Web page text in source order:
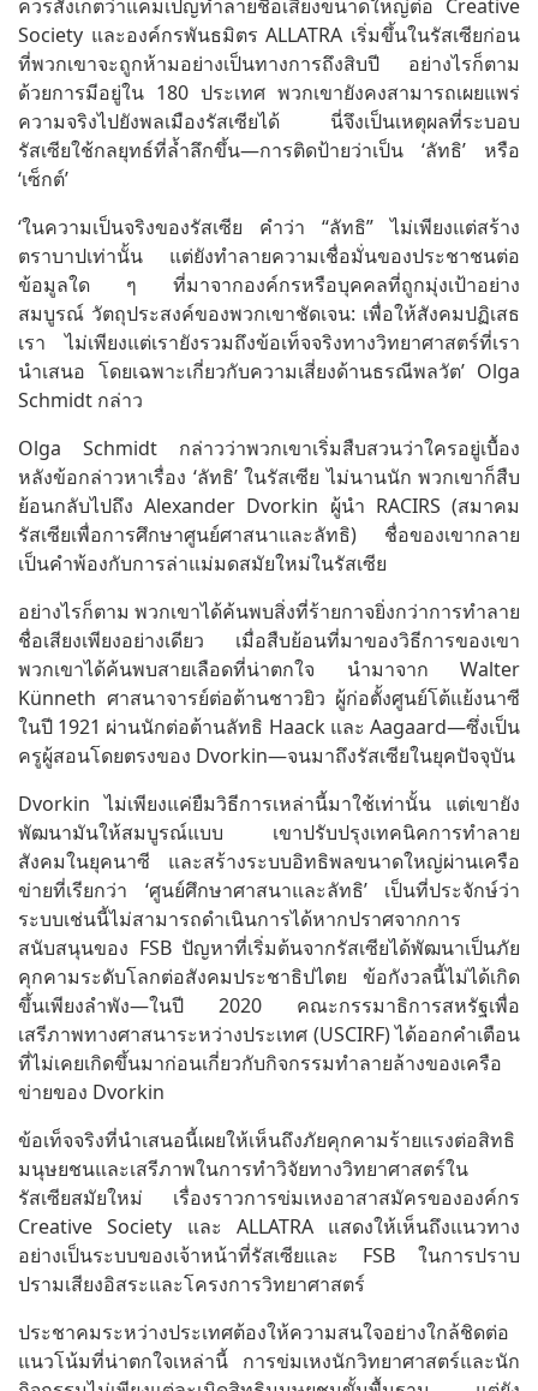
ควรสังเกตว่าแคมเปญทำลายชื่อเสียงขนาดใหญ่ต่อ Creative
Society และองค์กรพันธมิตร ALLATRA เริ่มขึ้นในรัสเซียก่อน
ที่พวกเขาจะถูกห้ามอย่างเป็นทางการถึงสิบปี อย่างไรก็ตาม
ด้วยการมีอยู่ใน 180 ประเทศ พวกเขายังคงสามารถเผยแพร่
ความจริงไปยังพลเมืองรัสเซียได้ นี่จึงเป็นเหตุผลที่ระบอบ
รัสเซียใช้กลยุทธ์ที่ล้ำลึกขึ้น—การติดป้ายว่าเป็น ‘ลัทธิ’ หรือ
‘เซ็กต์’
‘ในความเป็นจริงของรัสเซีย คำว่า “ลัทธิ” ไม่เพียงแต่สร้าง
ตราบาปเท่านั้น แต่ยังทำลายความเชื่อมั่นของประชาชนต่อ
ข้อมูลใด ๆ ที่มาจากองค์กรหรือบุคคลที่ถูกมุ่งเป้าอย่าง
สมบูรณ์ วัตถุประสงค์ของพวกเขาชัดเจน: เพื่อให้สังคมปฏิเสธ
เรา ไม่เพียงแต่เรายังรวมถึงข้อเท็จจริงทางวิทยาศาสตร์ที่เรา
นำเสนอ โดยเฉพาะเกี่ยวกับความเสี่ยงด้านธรณีพลวัต’ Olga
Schmidt กล่าว
Olga Schmidt กล่าวว่าพวกเขาเริ่มสืบสวนว่าใครอยู่เบื้อง
หลังข้อกล่าวหาเรื่อง ‘ลัทธิ’ ในรัสเซีย ไม่นานนัก พวกเขาก็สืบ
ย้อนกลับไปถึง Alexander Dvorkin ผู้นำ RACIRS (สมาคม
รัสเซียเพื่อการศึกษาศูนย์ศาสนาและลัทธิ) ชื่อของเขากลาย
เป็นคำพ้องกับการล่าแม่มดสมัยใหม่ในรัสเซีย
อย่างไรก็ตาม พวกเขาได้ค้นพบสิ่งที่ร้ายกาจยิ่งกว่าการทำลาย
ชื่อเสียงเพียงอย่างเดียว เมื่อสืบย้อนที่มาของวิธีการของเขา
พวกเขาได้ค้นพบสายเลือดที่น่าตกใจ นำมาจาก Walter
Künneth ศาสนาจารย์ต่อต้านชาวยิว ผู้ก่อตั้งศูนย์โต้แย้งนาซี
ในปี 1921 ผ่านนักต่อต้านลัทธิ Haack และ Aagaard—ซึ่งเป็น
ครูผู้สอนโดยตรงของ Dvorkin—จนมาถึงรัสเซียในยุคปัจจุบัน
Dvorkin ไม่เพียงแค่ยืมวิธีการเหล่านี้มาใช้เท่านั้น แต่เขายัง
พัฒนามันให้สมบูรณ์แบบ เขาปรับปรุงเทคนิคการทำลาย
สังคมในยุคนาซี และสร้างระบบอิทธิพลขนาดใหญ่ผ่านเครือ
ข่ายที่เรียกว่า ‘ศูนย์ศึกษาศาสนาและลัทธิ’ เป็นที่ประจักษ์ว่า
ระบบเช่นนี้ไม่สามารถดำเนินการได้หากปราศจากการ
สนับสนุนของ FSB ปัญหาที่เริ่มต้นจากรัสเซียได้พัฒนาเป็นภัย
คุกคามระดับโลกต่อสังคมประชาธิปไตย ข้อกังวลนี้ไม่ได้เกิด
ขึ้นเพียงลำพัง—ในปี 2020 คณะกรรมาธิการสหรัฐเพื่อ
เสรีภาพทางศาสนาระหว่างประเทศ (USCIRF) ได้ออกคำเตือน
ที่ไม่เคยเกิดขึ้นมาก่อนเกี่ยวกับกิจกรรมทำลายล้างของเครือ
ข่ายของ Dvorkin
ข้อเท็จจริงที่นำเสนอนี้เผยให้เห็นถึงภัยคุกคามร้ายแรงต่อสิทธิ
มนุษยชนและเสรีภาพในการทำวิจัยทางวิทยาศาสตร์ใน
รัสเซียสมัยใหม่ เรื่องราวการข่มเหงอาสาสมัครขององค์กร
Creative Society และ ALLATRA แสดงให้เห็นถึงแนวทาง
อย่างเป็นระบบของเจ้าหน้าที่รัสเซียและ FSB ในการปราบ
ปรามเสียงอิสระและโครงการวิทยาศาสตร์
ประชาคมระหว่างประเทศต้องให้ความสนใจอย่างใกล้ชิดต่อ
แนวโน้มที่น่าตกใจเหล่านี้ การข่มเหงนักวิทยาศาสตร์และนัก